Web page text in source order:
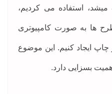
استفاده می کردیم،
ها به صورت کامپیوتری
چاپ ایجاد کنیم. این موضوع
بسزایی دارد.